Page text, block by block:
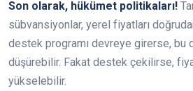
Son olarak, hükümet politikaları!
sübvansiyonlar, yerel fiyatları
destek programı devreye girerse, bu
düşürebilir. Fakat destek çekilirse,
yükselebilir.